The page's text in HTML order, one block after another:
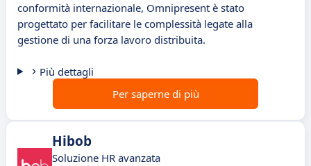
conformità internazionale, Omnipresent è stato
progettato per facilitare le complessità legate alla
gestione di una forza lavoro distribuita.
Più dettagli
Per saperne di più
Hibob
Soluzione HR avanzata